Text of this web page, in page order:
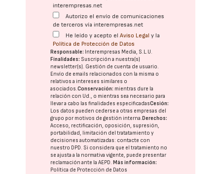
interempresas.net
Autorizo el envío de comunicaciones
de terceros vía interempresas.net
He leído y acepto elAviso Legal y la
Política de Protección de Datos
Responsable: Interempresas Media, S.L.U.
Finalidades: Suscripción a nuestra(s)
newsletter(s). Gestión de cuenta de usuario.
Envío de emails relacionados con la misma o
relativos a intereses similares o
asociados.Conservación: mientras dure la
relación con Ud., o mientras sea necesario para
llevar a cabo las finalidades especificadasCesión:
Los datos pueden cederse a otras empresas del
grupo por motivos de gestión interna. Derechos:
Acceso, rectificación, oposición, supresión,
portabilidad, limitación del tratatamiento y
decisiones automatizadas: contacte con
nuestro DPD. Si considera que el tratamiento no
se ajusta a la normativa vigente, puede presentar
reclamación ante laAEPD. Más información:
Política de Protección de Datos